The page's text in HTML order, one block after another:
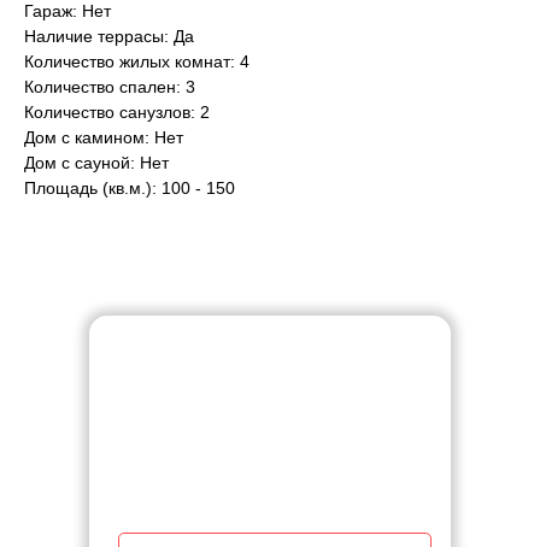
Гараж: Нет
Наличие террасы: Да
Количество жилых комнат: 4
Количество спален: 3
Количество санузлов: 2
Дом с камином: Нет
Дом с сауной: Нет
Площадь (кв.м.): 100 - 150